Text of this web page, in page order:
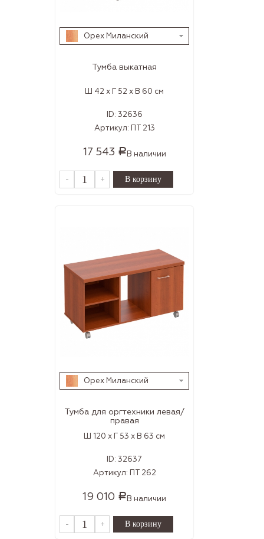
Орех Миланский
Тумба выкатная
Ш 42 x Г 52 x В 60 см
ID: 32636
Артикул: ПТ 213
17 543 Р В наличии
- +
Орех Миланский
Тумба для оргтехники левая/
правая
Ш 120 x Г 53 x В 63 см
ID: 32637
Артикул: ПТ 262
19 010 Р В наличии
- +